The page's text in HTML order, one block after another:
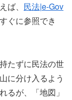
ば、 民法|e-Gov
ぐに参照でき
たずに民法の世
に分け入るよう
るが、「地図」